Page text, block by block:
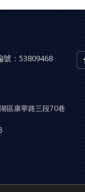
： 53809468
區康寧路三段70巷